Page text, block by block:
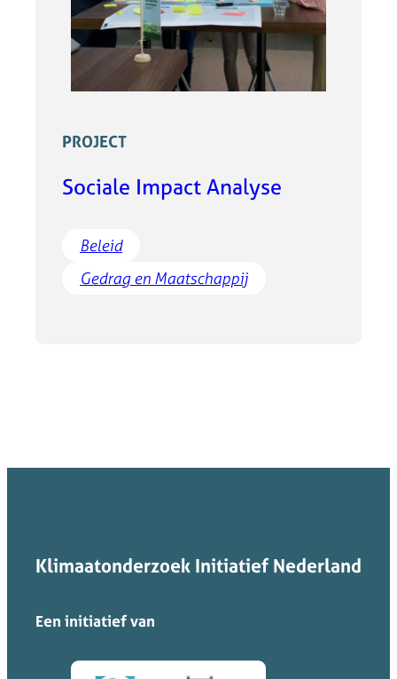
PROJECT
Sociale Impact Analyse
Beleid
Gedrag en Maatschappij
Klimaatonderzoek Initiatief Nederland
Een initiatief van